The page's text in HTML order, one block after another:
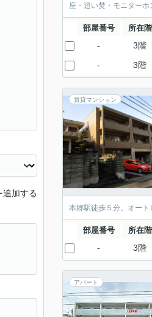
座・追い焚・モニターホ
部屋番号 所在階
- 3階
- 3階
賃貸マンション
本郷駅徒歩５分。オート
部屋番号 所在階
- 3階
アパート
追加する